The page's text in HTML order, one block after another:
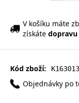
V košíku máte
získáte
Kód zboží: K163013
Objednávky po